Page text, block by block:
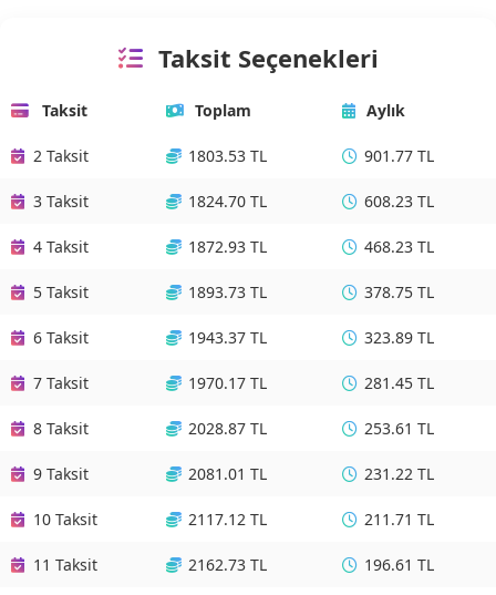
Taksit Seçenekleri
Taksit Toplam Aylık
2 Taksit 1803.53 TL 901.77 TL
3 Taksit 1824.70 TL 608.23 TL
4 Taksit 1872.93 TL 468.23 TL
5 Taksit 1893.73 TL 378.75 TL
6 Taksit 1943.37 TL 323.89 TL
7 Taksit 1970.17 TL 281.45 TL
8 Taksit 2028.87 TL 253.61 TL
9 Taksit 2081.01 TL 231.22 TL
10 Taksit 2117.12 TL 211.71 TL
11 Taksit 2162.73 TL 196.61 TL